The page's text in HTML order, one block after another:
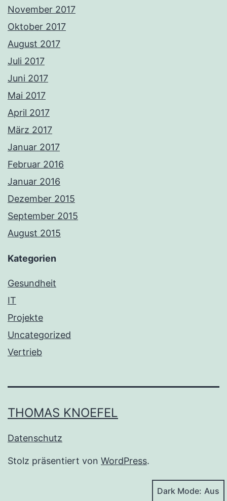
November 2017
Oktober 2017
August 2017
Juli 2017
Juni 2017
Mai 2017
April 2017
März 2017
Januar 2017
Februar 2016
Januar 2016
Dezember 2015
September 2015
August 2015
Kategorien
Gesundheit
IT
Projekte
Uncategorized
Vertrieb
THOMAS KNOEFEL
Datenschutz
Stolz präsentiert von WordPress.
Dark Mode: